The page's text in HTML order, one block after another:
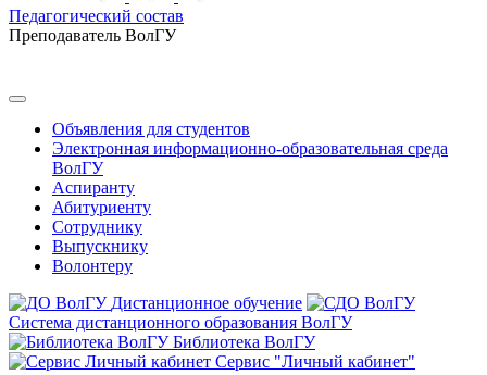
Педагогический состав
Преподаватель ВолГУ
Объявления для студентов
Электронная информационно-образовательная среда
ВолГУ
Аспиранту
Абитуриенту
Сотруднику
Выпускнику
Волонтеру
Дистанционное обучение
Система дистанционного образования ВолГУ
Библиотека ВолГУ
Сервис "Личный кабинет"